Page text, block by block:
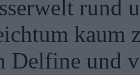
rund
kaum
Delfine und